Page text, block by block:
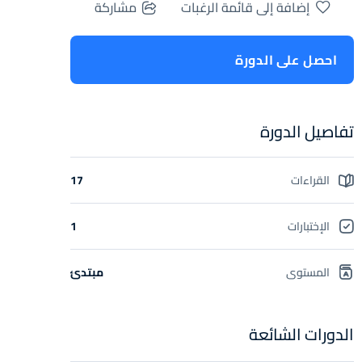
إضافة إلى قائمة الرغبات مشاركة
احصل على الدورة
تفاصيل الدورة
القراءات 17
الإختبارات 1
المستوى مبتدئ
الدورات الشائعة